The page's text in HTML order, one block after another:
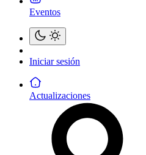
Eventos
Iniciar sesión
Actualizaciones